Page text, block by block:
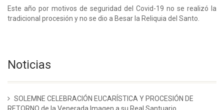
Este año por motivos de seguridad del Covid-19 no se realizó la
tradicional procesión y no se dio a Besar la Reliquia del Santo.
Noticias
SOLEMNE CELEBRACIÓN EUCARÍSTICA Y PROCESIÓN DE
RETORNO de la Venerada Imagen a su Real Santuario